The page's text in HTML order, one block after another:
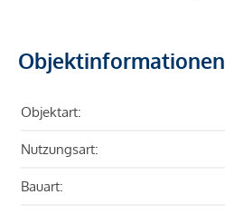
Objektinformationen
Objektart:
Nutzungsart:
Bauart: